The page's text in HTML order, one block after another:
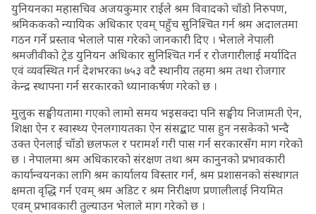
युनियनका महासचिव अजयकुमार राईले श्रम विवादको चाँडो निरुपण,
श्रमिककको न्यायिक अधिकार एवम् पहुँच सुनिश्चित गर्न श्रम अदालतमा
गठन गर्ने प्रस्ताव भेलाले पास गरेको जानकारी दिए । भेलाले नेपाली
श्रमजीवीको ट्रेड युनियन अधिकार सुनिश्चित गर्न र रोजगारीलाई मर्यादित
एवं व्यवस्थित गर्न देशभरका ७५३ वटै स्थानीय तहमा श्रम तथा रोजगार
केन्द्र स्थापना गर्न सरकारको ध्यानाकर्षण गरेको छ ।
मुलुक सङ्घीयतामा गएको लामो समय भइसक्दा पनि सङ्घीय निजामती ऐन,
शिक्षा ऐन र स्वास्थ्य ऐनलगायतका ऐन संसद्बाट पास हुन नसकेको भन्दै
उक्त ऐनलाई चाँडो छलफल र परामर्श गरी पास गर्न सरकारसँग माग गरेको
छ । नेपालमा श्रम अधिकारको संरक्षण तथा श्रम कानुनको प्रभावकारी
कार्यान्वयनका लागि श्रम कार्यालय विस्तार गर्न, श्रम प्रशासनको संस्थागत
क्षमता वृद्धि गर्न एवम् श्रम अडिट र श्रम निरीक्षण प्रणालीलाई नियमित
एवम् प्रभावकारी तुल्याउन भेलाले माग गरेको छ ।